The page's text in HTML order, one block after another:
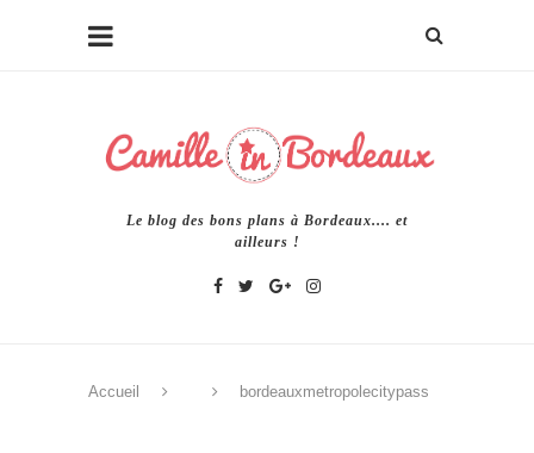
Le blog des bons plans à Bordeaux.... et
ailleurs !
Accueil bordeauxmetropolecitypass